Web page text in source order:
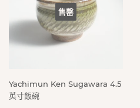
售罄
Yachimun Ken Sugawara 4.5
英寸飯碗